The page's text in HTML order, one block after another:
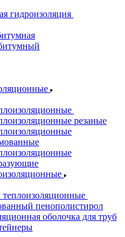
гидроизоляция
резаные
пенополистирол
оболочка для труб